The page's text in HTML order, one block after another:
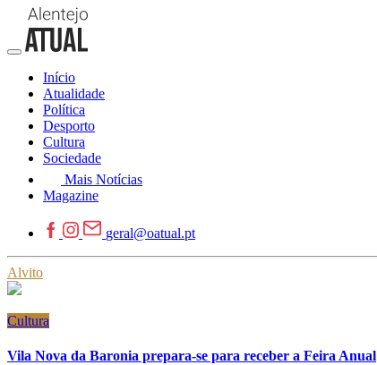
Início
Atualidade
Política
Desporto
Cultura
Sociedade
Mais Notícias
Magazine
geral@oatual.pt
Alvito
Cultura
Vila Nova da Baronia prepara-se para receber a Feira Anual